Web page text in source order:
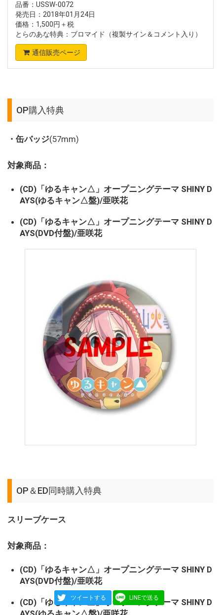
品番：USSW-0072
発売日：2018年01月24日
価格：1,500円＋税
とらのあな特典：ブロマイド（複製サイン＆コメント入り）
通信販売ページ
OP購入特典
・缶バッジ(57mm)
対象商品：
(CD)「ゆるキャン△」オープニングテーマ SHINY D
AYS(ゆるキャン△盤)/亜咲花
(CD)「ゆるキャン△」オープニングテーマ SHINY D
AYS(DVD付盤)/亜咲花
OP＆ED同時購入特典
スリーブケース
対象商品：
(CD)「ゆるキャン△」オープニングテーマ SHINY D
AYS(DVD付盤)/亜咲花
(CD)「ゆるキャン△」オープニングテーマ SHINY D
ツイートする LINEで送る